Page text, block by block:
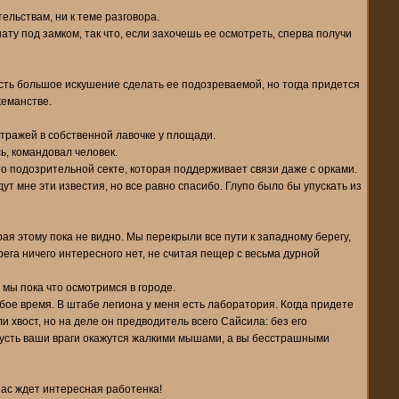
ни к теме разговора.
под замком, так что, если захочешь ее осмотреть, сперва получи
большое искушение сделать ее подозреваемой, но тогда придется
в собственной лавочке у площади.
командовал человек.
секте, которая поддерживает связи даже с орками.
мне эти известия, но все равно спасибо. Глупо было бы упускать из
этому пока не видно. Мы перекрыли все пути к западному берегу,
ничего интересного нет, не считая пещер с весьма дурной
пока что осмотримся в городе.
время. В штабе легиона у меня есть лаборатория. Когда придете
но на деле он предводитель всего Сайсила: без его
ваши враги окажутся жалкими мышами, а вы бесстрашными
ждет интересная работенка!